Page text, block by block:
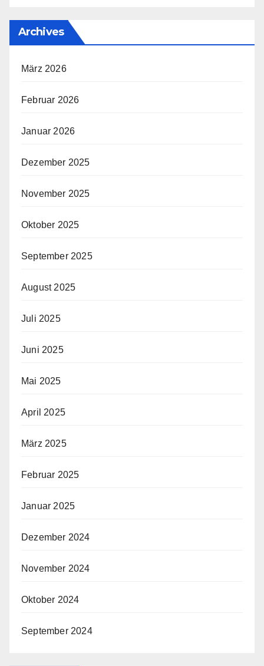
Archives
März 2026
Februar 2026
Januar 2026
Dezember 2025
November 2025
Oktober 2025
September 2025
August 2025
Juli 2025
Juni 2025
Mai 2025
April 2025
März 2025
Februar 2025
Januar 2025
Dezember 2024
November 2024
Oktober 2024
September 2024